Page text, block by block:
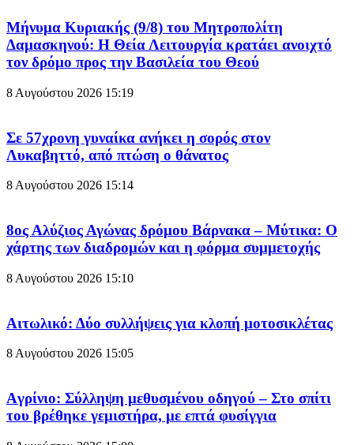
Μήνυμα Κυριακής (9/8) του Μητροπολίτη
Δαμασκηνού: Η Θεία Λειτουργία κρατάει ανοιχτό
τον δρόμο προς την Βασιλεία του Θεού
8 Αυγούστου 2026 15:19
Σε 57χρονη γυναίκα ανήκει η σορός στον
Λυκαβηττό, από πτώση ο θάνατος
8 Αυγούστου 2026 15:14
8ος Αλύζιος Αγώνας δρόμου Βάρνακα – Μύτικα: Ο
χάρτης των διαδρομών και η φόρμα συμμετοχής
8 Αυγούστου 2026 15:10
Aιτωλικό: Δύο συλλήψεις για κλοπή μοτοσικλέτας
8 Αυγούστου 2026 15:05
Aγρίνιο: Σύλληψη μεθυσμένου οδηγού – Στο σπίτι
του βρέθηκε γεμιστήρα, με επτά φυσίγγια